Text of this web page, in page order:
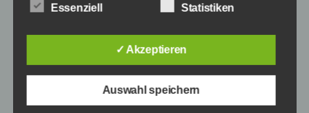
Mario Party 9: Weitere
Welten / Level
freischalten – Bowsers
Wegen, beispielsweise telefonisch, an uns zu
Begriffsbestimmungen
Begrifflichkeiten, die durch den Europäischen
Richtlinien- und Verordnungsgeber beim
Essenziell Statistiken
✓ Akzeptieren
Auswahl speichern